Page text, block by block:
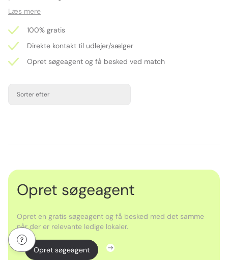
Læs mere
100% gratis
Direkte kontakt til udlejer/sælger
Opret søgeagent og få besked ved match
Sorter efter
Opret søgeagent
Opret en gratis søgeagent og få besked med det samme
når der er relevante ledige lokaler.
Opret søgeagent